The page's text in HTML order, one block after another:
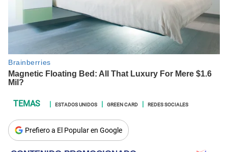
ESTADOS UNIDOS GREEN CARD REDES SOCIALES
Prefiero a El Popular en Google